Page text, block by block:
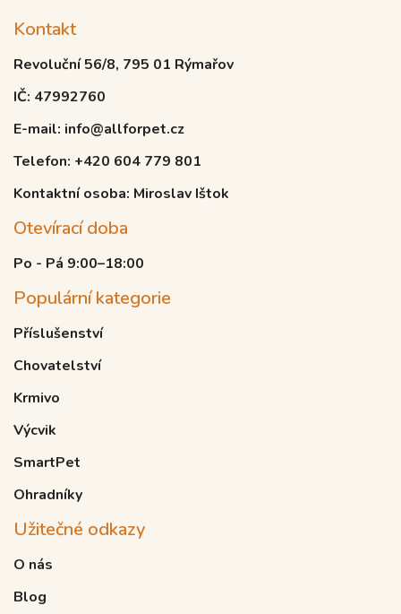
Kontakt
Revoluční 56/8, 795 01 Rýmařov
IČ: 47992760
E-mail: info@allforpet.cz
Telefon: +420 604 779 801
Kontaktní osoba: Miroslav Ištok
Otevírací doba
Po - Pá 9:00–18:00
Populární kategorie
Příslušenství
Chovatelství
Krmivo
Výcvik
SmartPet
Ohradníky
Užitečné odkazy
O nás
Blog